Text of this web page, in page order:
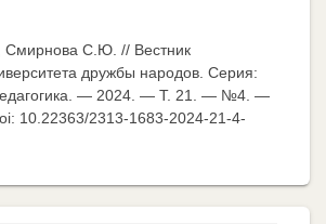
Смирнова С.Ю. // Вестник
дружбы народов. Серия:
— 2024. — Т. 21. — №4. —
10.22363/2313-1683-2024-21-4-